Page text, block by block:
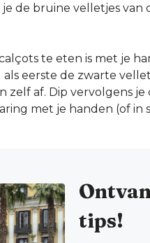
de bruine velletjes
te eten is met je
eerste de zwarte
af. Dip vervolgens je
met je handen (of in
tips!